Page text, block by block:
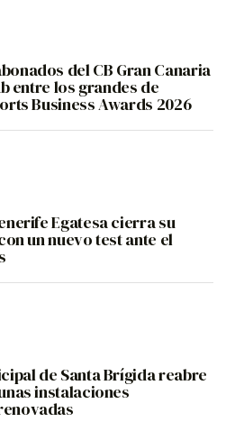
del CB Gran Canaria
entre los grandes de
Business Awards 2026
Egatesa cierra su
un nuevo test ante el
de Santa Brígida reabre
instalaciones